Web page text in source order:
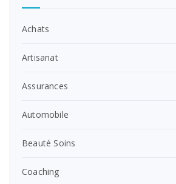
Achats
Artisanat
Assurances
Automobile
Beauté Soins
Coaching